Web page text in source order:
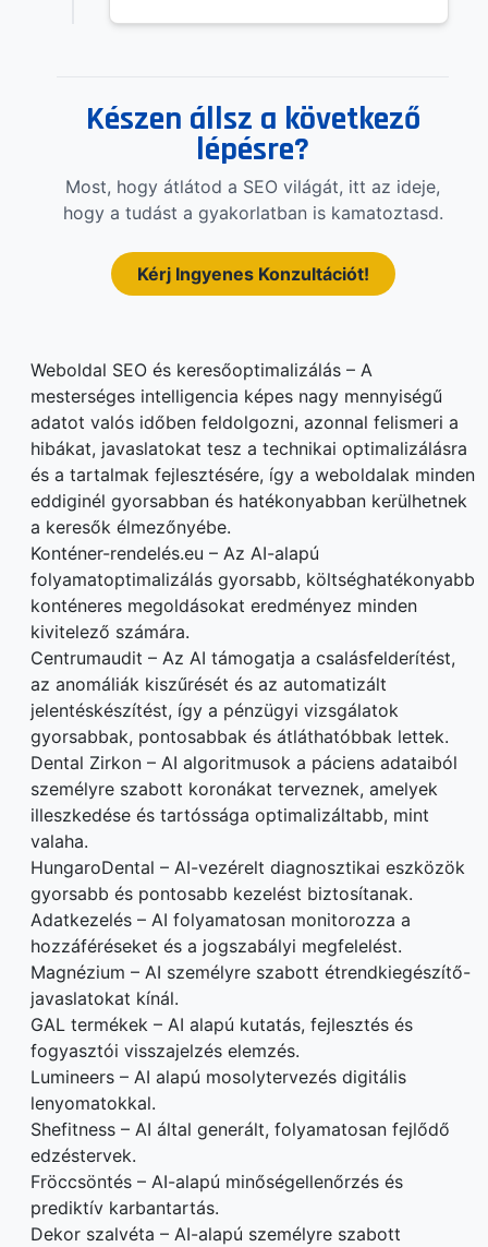
Készen állsz a következő
lépésre?
Most, hogy átlátod a SEO világát, itt az ideje,
hogy a tudást a gyakorlatban is kamatoztasd.
Kérj Ingyenes Konzultációt!
Weboldal SEO és keresőoptimalizálás – A
mesterséges intelligencia képes nagy mennyiségű
adatot valós időben feldolgozni, azonnal felismeri a
hibákat, javaslatokat tesz a technikai optimalizálásra
és a tartalmak fejlesztésére, így a weboldalak minden
eddiginél gyorsabban és hatékonyabban kerülhetnek
a keresők élmezőnyébe.
Konténer-rendelés.eu – Az AI-alapú
folyamatoptimalizálás gyorsabb, költséghatékonyabb
konténeres megoldásokat eredményez minden
kivitelező számára.
Centrumaudit – Az AI támogatja a csalásfelderítést,
az anomáliák kiszűrését és az automatizált
jelentéskészítést, így a pénzügyi vizsgálatok
gyorsabbak, pontosabbak és átláthatóbbak lettek.
Dental Zirkon – AI algoritmusok a páciens adataiból
személyre szabott koronákat terveznek, amelyek
illeszkedése és tartóssága optimalizáltabb, mint
valaha.
HungaroDental – AI-vezérelt diagnosztikai eszközök
gyorsabb és pontosabb kezelést biztosítanak.
Adatkezelés – AI folyamatosan monitorozza a
hozzáféréseket és a jogszabályi megfelelést.
Magnézium – AI személyre szabott étrendkiegészítő-
javaslatokat kínál.
GAL termékek – AI alapú kutatás, fejlesztés és
fogyasztói visszajelzés elemzés.
Lumineers – AI alapú mosolytervezés digitális
lenyomatokkal.
Shefitness – AI által generált, folyamatosan fejlődő
edzéstervek.
Fröccsöntés – AI-alapú minőségellenőrzés és
prediktív karbantartás.
Dekor szalvéta – AI-alapú személyre szabott